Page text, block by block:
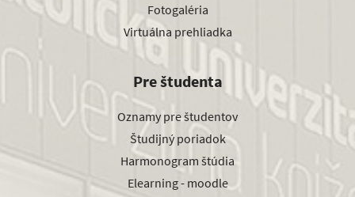
Fotogaléria
Virtuálna prehliadka
Pre študenta
Oznamy pre študentov
Študijný poriadok
Harmonogram štúdia
Elearning - moodle